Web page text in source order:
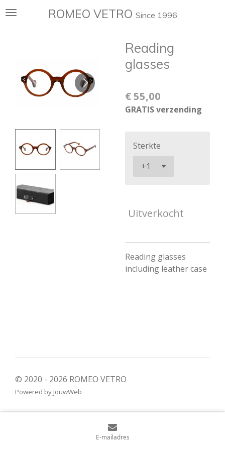
Ga
ROMEO VETRO Since 1996
Reading
glasses
€ 55,00
GRATIS verzending
Sterkte
Uitverkocht
Reading glasses
including leather case
© 2020 - 2026 ROMEO VETRO
Powered by JouwWeb
E-mailadres